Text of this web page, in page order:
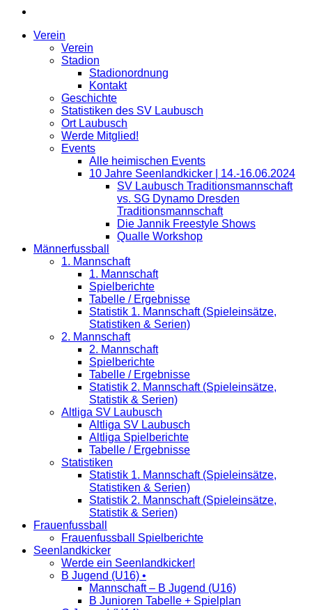
Verein
Verein
Stadion
Stadionordnung
Kontakt
Geschichte
Statistiken des SV Laubusch
Ort Laubusch
Werde Mitglied!
Events
Alle heimischen Events
10 Jahre Seenlandkicker | 14.-16.06.2024
SV Laubusch Traditionsmannschaft
vs. SG Dynamo Dresden
Traditionsmannschaft
Die Jannik Freestyle Shows
Qualle Workshop
Männerfussball
1. Mannschaft
1. Mannschaft
Spielberichte
Tabelle / Ergebnisse
Statistik 1. Mannschaft (Spieleinsätze,
Statistiken & Serien)
2. Mannschaft
2. Mannschaft
Spielberichte
Tabelle / Ergebnisse
Statistik 2. Mannschaft (Spieleinsätze,
Statistik & Serien)
Altliga SV Laubusch
Altliga SV Laubusch
Altliga Spielberichte
Tabelle / Ergebnisse
Statistiken
Statistik 1. Mannschaft (Spieleinsätze,
Statistiken & Serien)
Statistik 2. Mannschaft (Spieleinsätze,
Statistik & Serien)
Frauenfussball
Frauenfussball Spielberichte
Seenlandkicker
Werde ein Seenlandkicker!
B Jugend (U16) •
Mannschaft – B Jugend (U16)
B Junioren Tabelle + Spielplan